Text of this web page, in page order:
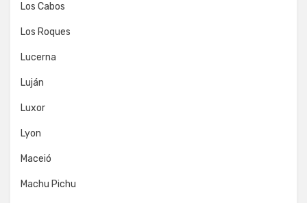
Los Cabos
Los Roques
Lucerna
Luján
Luxor
Lyon
Maceió
Machu Pichu